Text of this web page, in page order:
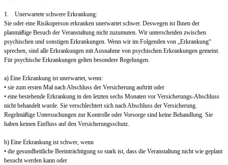
1. Unerwartete schwere Erkrankung:
Sie oder eine Risikoperson erkranken unerwartet schwer. Deswegen ist Ihnen der
planmäßige Besuch der Veranstaltung nicht zuzumuten. Wir unterscheiden zwischen
psychischen und sonstigen Erkrankungen. Wenn wir im Folgenden von „Erkrankung“
sprechen, sind alle Erkrankungen mit Ausnahme von psychischen Erkrankungen gemeint.
Für psychische Erkrankungen gelten besondere Regelungen.
a) Eine Erkrankung ist unerwartet, wenn:
• sie zum ersten Mal nach Abschluss der Versicherung auftritt oder
• eine bestehende Erkrankung in den letzten sechs Monaten vor Versicherungs-Abschluss
nicht behandelt wurde. Sie verschlechtert sich nach Abschluss der Versicherung.
Regelmäßige Untersuchungen zur Kontrolle oder Vorsorge sind keine Behandlung. Sie
haben keinen Einfluss auf den Versicherungsschutz.
b) Eine Erkrankung ist schwer, wenn
• die gesundheitliche Beeinträchtigung so stark ist, dass die Veranstaltung nicht wie geplant
besucht werden kann oder